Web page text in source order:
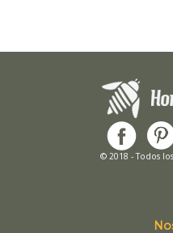
© 2018 - Todos